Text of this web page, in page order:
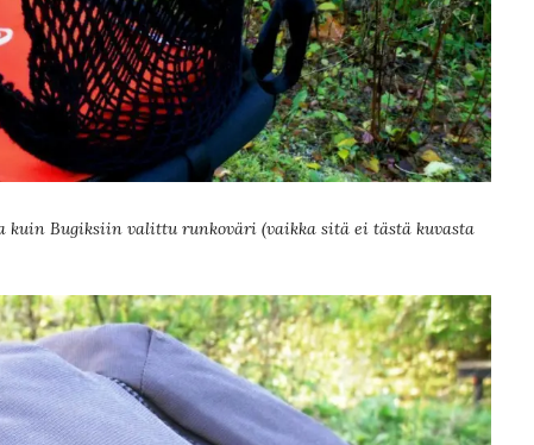
kuin Bugiksiin valittu runkoväri (vaikka sitä ei tästä kuvasta